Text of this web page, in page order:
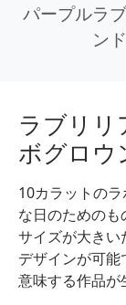
パープルラ
ンド
ラブリリ
ボグロウ
10カラットの
な日のためのも
サイズが大きい
デザインが可
意味する作品が